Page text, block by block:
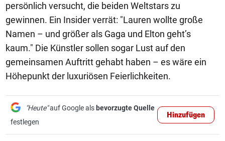
persönlich versucht, die beiden Weltstars zu
gewinnen. Ein Insider verrät: "Lauren wollte große
Namen – und größer als Gaga und Elton geht’s
kaum." Die Künstler sollen sogar Lust auf den
gemeinsamen Auftritt gehabt haben – es wäre ein
Höhepunkt der luxuriösen Feierlichkeiten.
"Heute"auf Google als bevorzugte Quelle
festlegen
Hinzufügen